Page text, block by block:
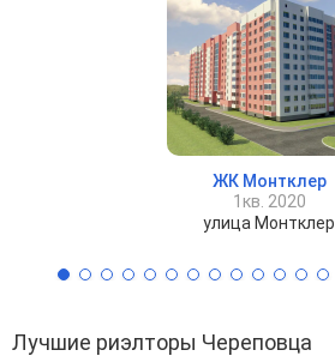
ЖК Монтклер
1кв. 2020
улица Монтклер
Лучшие риэлторы Череповца